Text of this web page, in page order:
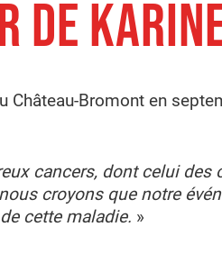
DE
Château-Bromont en
cancers, dont celui des
croyons que notre
cette maladie. »